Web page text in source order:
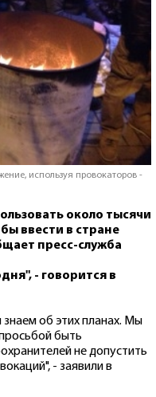
используя провокаторов -
около тысячи
ввести в стране
пресс-служба
- говорится в
об этих планах. Мы
быть
не допустить
- заявили в